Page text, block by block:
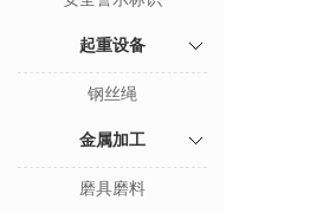
起重设备
钢丝绳
金属加工
磨具磨料